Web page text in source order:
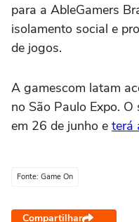
para a AbleGamers
isolamento social e
de jogos.
A gamescom latam
no São Paulo Expo.
em 26 de junho e terá
Fonte: Game On
Compartilhar